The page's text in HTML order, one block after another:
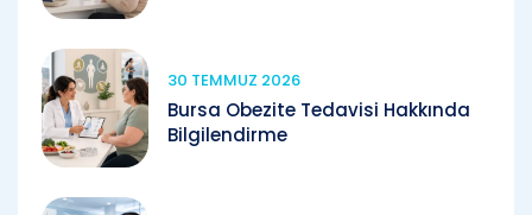
30 TEMMUZ 2026
Bursa Obezite Tedavisi Hakkında
Bilgilendirme